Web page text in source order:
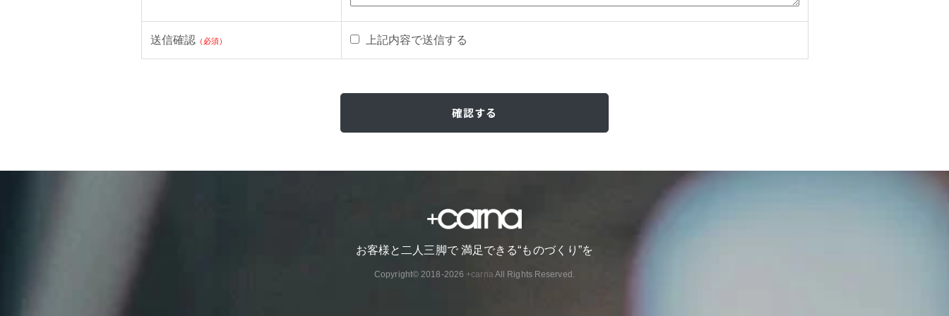
送信確認（必須） 上記内容で送信する
お客様と二人三脚で 満足できる“ものづくり”を
Copyright© 2018-2026 +carnaAll Rights Reserved.